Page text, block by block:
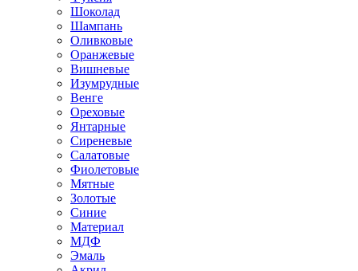
Шоколад
Шампань
Оливковые
Оранжевые
Вишневые
Изумрудные
Венге
Ореховые
Янтарные
Сиреневые
Салатовые
Фиолетовые
Мятные
Золотые
Синие
Материал
МДФ
Эмаль